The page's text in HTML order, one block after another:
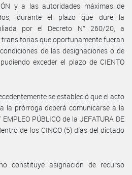
y a las autoridades máximas de
durante el plazo que dure la
por el Decreto N° 260/20, a
que oportunamente fueran
de las designaciones o de
exceder el plazo de CIENTO
se estableció que el acto
la prórroga deberá comunicarse a la
EMPLEO PÚBLICO de la JEFATURA DE
de los CINCO (5) días del dictado
constituye asignación de recurso